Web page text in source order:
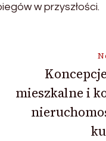
w przyszłości.
mieszkalne i